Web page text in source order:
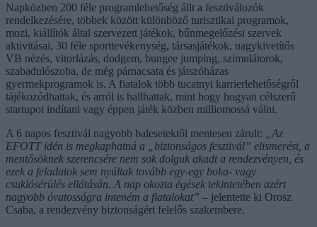
Napközben 200 féle programlehetőség állt a fesztiválozók
rendelkezésére, többek között különböző turisztikai programok,
mozi, kiállítók által szervezett játékok, bűnmegelőzési szervek
aktivitásai, 30 féle sporttevékenység, társasjátékok, nagykivetítős
VB nézés, vitorlázás, dodgem, bungee jumping, szimulátorok,
szabadulószoba, de még párnacsata és játszóházas
gyermekprogramok is. A fiatalok több tucatnyi karrierlehetőségről
tájékozódhattak, és arról is hallhattak, mint hogy hogyan célszerű
startupot indítani vagy éppen játék közben milliomossá válni.
A 6 napos fesztivál nagyobb balesetektől mentesen zárult:
„Az
EFOTT idén is megkaphatná a „biztonságos fesztivál” elismerést, a
mentősöknek szerencsére nem sok dolguk akadt a rendezvényen, és
ezek a feladatok sem nyúltak tovább egy-egy boka- vagy
csuklósérülés ellátásán. A nap okozta égések tekintetében azért
nagyobb óvatosságra inteném a fiatalokat” – jelentette ki Orosz
Csaba, a rendezvény biztonságért felelős szakembere.